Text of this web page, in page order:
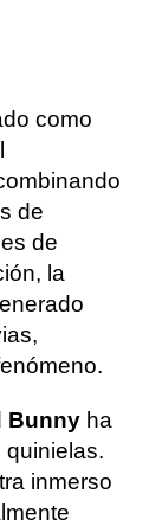
como
de
de
la
Bunny ha
quinielas.
inmerso